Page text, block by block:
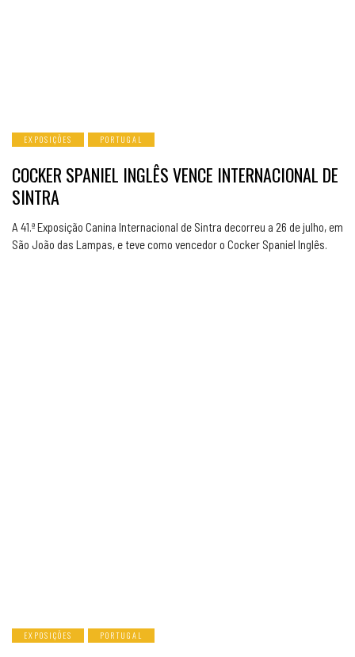
EXPOSIÇÕES PORTUGAL
COCKER SPANIEL INGLÊS VENCE INTERNACIONAL DE
SINTRA
A 41.ª Exposição Canina Internacional de Sintra decorreu a 26 de julho, em
São João das Lampas, e teve como vencedor o Cocker Spaniel Inglês.
EXPOSIÇÕES PORTUGAL